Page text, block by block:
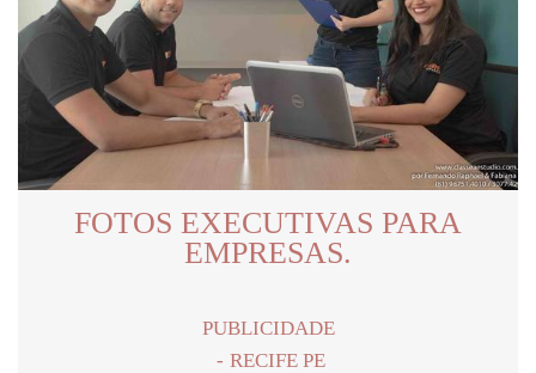
FOTOS EXECUTIVAS PARA
EMPRESAS.
PUBLICIDADE
RECIFE PE